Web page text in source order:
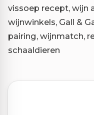
vissoep recept, wijn
wijnwinkels, Gall &
pairing, wijnmatch,
schaaldieren